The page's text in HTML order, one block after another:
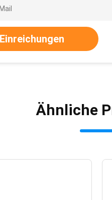
Einreichungen
Ähnliche